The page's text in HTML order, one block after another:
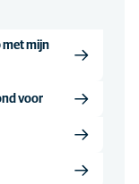
met mijn
voor